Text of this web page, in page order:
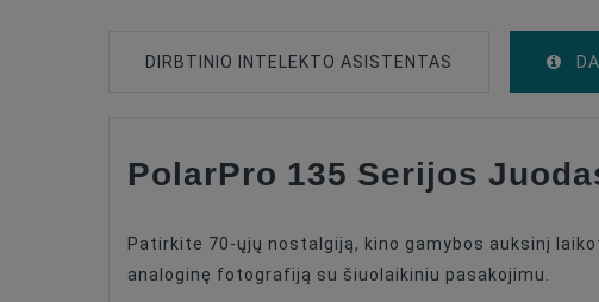
DIRBTINIO INTELEKTO ASISTENTAS
Type Of Product
Filter Type
PolarPro 135 Serijos
Patirkite 70-ųjų nostalgiją, kino gamybos auksinį
analoginę fotografiją su šiuolaikiniu pasakojimu.